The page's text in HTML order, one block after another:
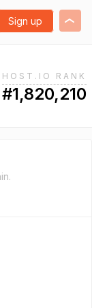
Sign up
HOST.IO RANK
#1,820,210